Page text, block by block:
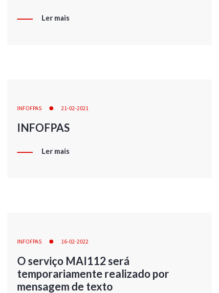
Ler mais
INFOFPAS 21-02-2021
INFOFPAS
Ler mais
INFOFPAS 16-02-2022
O serviço MAI112 será
temporariamente realizado por
mensagem de texto